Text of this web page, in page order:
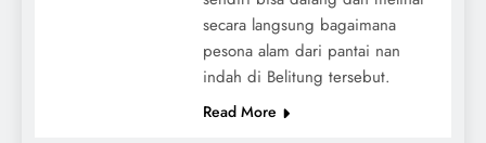
secara langsung bagaimana
pesona alam dari pantai nan
indah di Belitung tersebut.
Read More